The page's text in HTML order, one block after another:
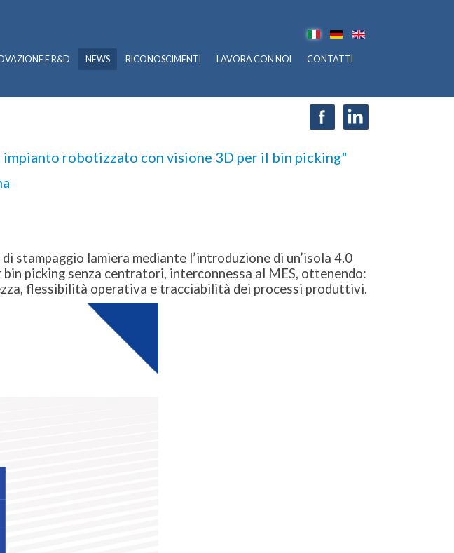
E R&D NEWS RICONOSCIMENTI LAVORA CON NOI CONTATTI
robotizzato con visione 3D per il bin picking"
stampaggio lamiera mediante l’introduzione di un’isola 4.0
picking senza centratori, interconnessa al MES, ottenendo:
flessibilità operativa e tracciabilità dei processi produttivi.